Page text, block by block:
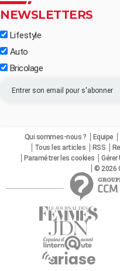
NEWSLETTERS
Lifestyle
Auto
Bricolage
Qui sommes-nous ? Equipe
Tous les articles
RSS
Paramétrer les cookies
Gérer
© 2026